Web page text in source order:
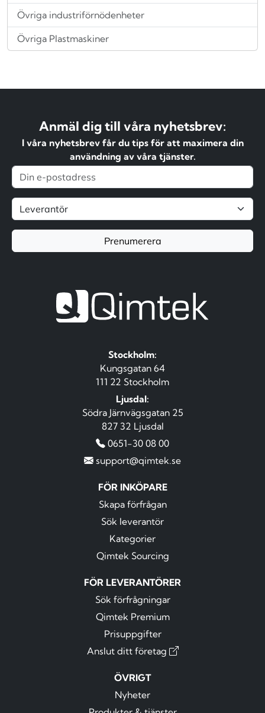
Övriga industriförnödenheter
Övriga Plastmaskiner
Anmäl dig till våra nyhetsbrev:
I våra nyhetsbrev får du tips för att maximera din
användning av våra tjänster.
Prenumerera
Stockholm:
Kungsgatan 64
111 22 Stockholm
Ljusdal:
Södra Järnvägsgatan 25
827 32 Ljusdal
0651-30 08 00
support@qimtek.se
FÖR INKÖPARE
Skapa förfrågan
Sök leverantör
Kategorier
Qimtek Sourcing
FÖR LEVERANTÖRER
Sök förfrågningar
Qimtek Premium
Prisuppgifter
Anslut ditt företag
ÖVRIGT
Nyheter